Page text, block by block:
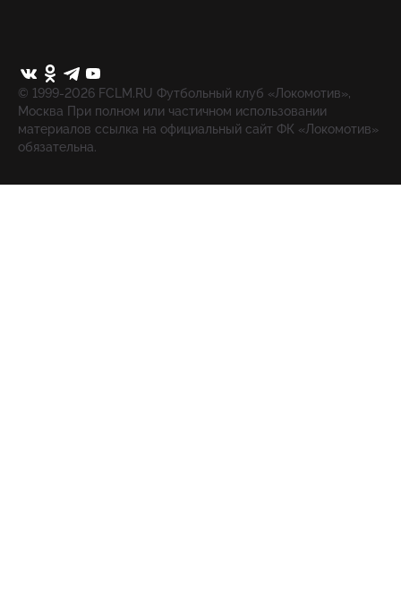
© 1999-2026 FCLM.RU Футбольный клуб «Локомотив»,
Москва При полном или частичном использовании
материалов ссылка на официальный сайт ФК «Локомотив»
обязательна.